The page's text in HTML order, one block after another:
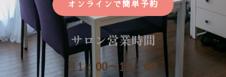
オンラインで簡単予約
サロン営業時間
11：00～18：00